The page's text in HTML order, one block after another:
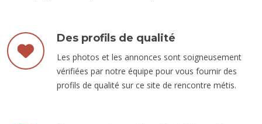
Des profils de qualité
Les photos et les annonces sont soigneusement
vérifiées par notre équipe pour vous fournir des
profils de qualité sur ce site de rencontre métis.